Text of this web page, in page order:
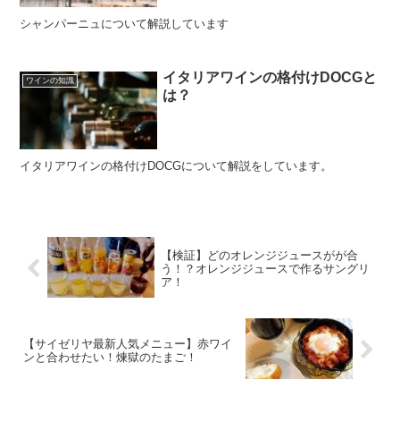
シャンパーニュについて解説しています
ワインの知識
イタリアワインの格付けDOCGと
は？
イタリアワインの格付けDOCGについて解説をしています。
【検証】どのオレンジジュースがが合
う！？オレンジジュースで作るサングリ
ア！
【サイゼリヤ最新人気メニュー】赤ワイ
ンと合わせたい！煉獄のたまご！